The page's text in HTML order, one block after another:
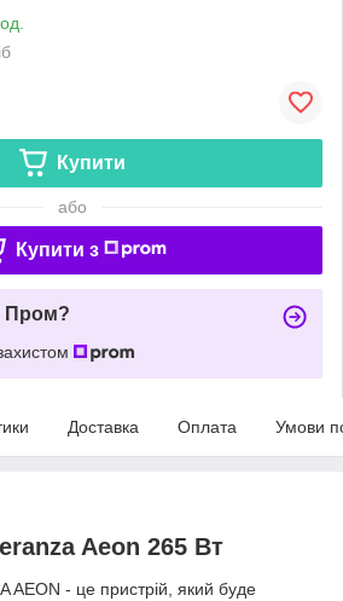
Купити
або
Купити з
Пром?
Доставка Оплата Умови
Aeon 265 Вт
AEON - це пристрій, який буде